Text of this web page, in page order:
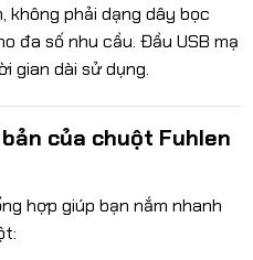
không phải dạng dây bọc
đa số nhu cầu. Đầu USB mạ
gian dài sử dụng.
của chuột Fuhlen
hợp giúp bạn nắm nhanh